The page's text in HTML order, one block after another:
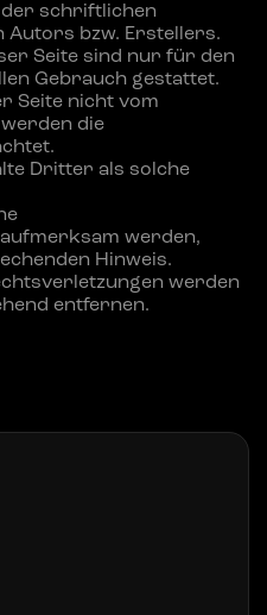
schriftlichen
Autors bzw. Erstellers.
Seite sind nur für den
Gebrauch gestattet.
Seite nicht vom
die
Dritter als solche
werden,
Hinweis.
werden
entfernen.